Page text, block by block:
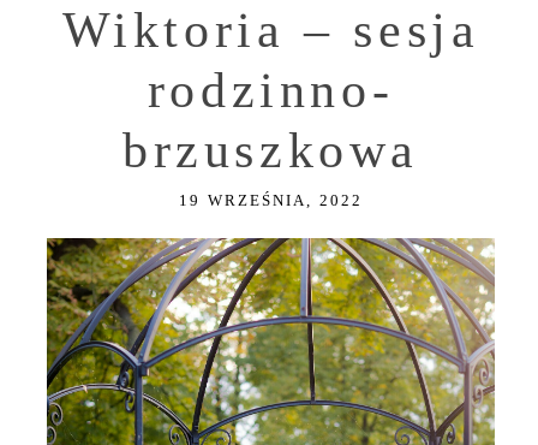
Wiktoria – sesja
rodzinno-
brzuszkowa
19 WRZEŚNIA, 2022